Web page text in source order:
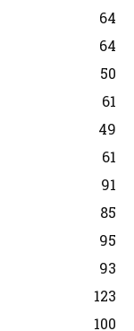
64
64
50
61
49
61
91
85
95
93
123
100